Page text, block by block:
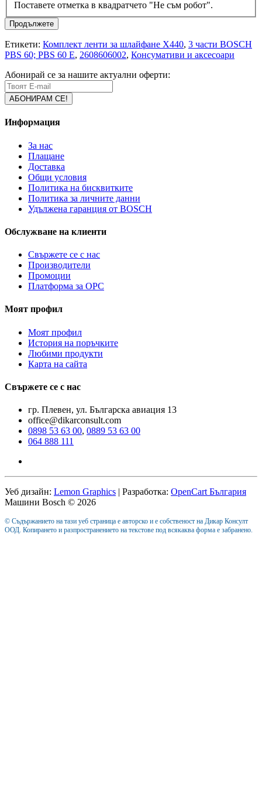
Поставете отметка в квадратчето "Не съм робот".
Продължете
Етикети: Комплект ленти за шлайфане X440, 3 части BOSCH
PBS 60; PBS 60 E, 2608606002, Консумативи и аксесоари
Абонирай се за нашите актуални оферти:
Информация
За нас
Плащане
Доставка
Общи условия
Политика на бисквитките
Политика за личните данни
Удължена гаранция от BOSCH
Обслужване на клиенти
Свържете се с нас
Производители
Промоции
Платформа за ОРС
Моят профил
Моят профил
История на поръчките
Любими продукти
Карта на сайта
Свържете се с нас
гр. Плевен, ул. Българска авиация 13
office@dikarconsult.com
0898 53 63 00, 0889 53 63 00
064 888 111
Уеб дизайн: Lemon Graphics | Разработка: OpenCart България
Машини Bosch © 2026
© Съдържанието на тази уеб страница е авторско и е собственост на Дикар Консулт
ООД. Копирането и разпространението на текстове под всякаква форма е забранено.